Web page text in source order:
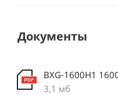
Документы
BXG-1600H1
3,1 мб